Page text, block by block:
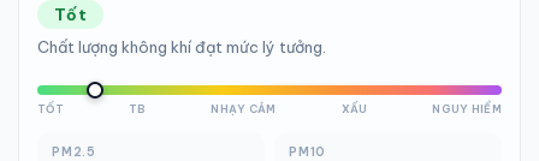
Tốt
Chất lượng không khí đạt mức lý tưởng.
TỐT TB NHẠY CẢM XẤU NGUY HIỂM
PM2.5 PM10